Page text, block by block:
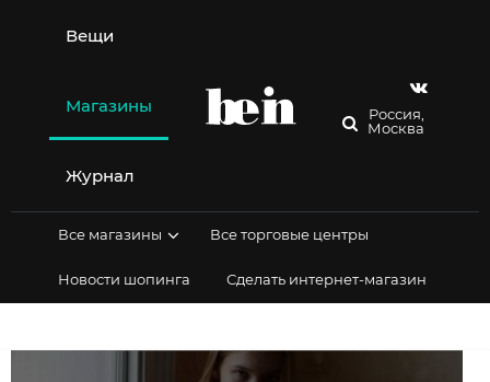
содержимому
Вещи
Магазины
Журнал
Россия,
Москва
Все магазины Все торговые центры
Новости шопинга Сделать интернет-магазин